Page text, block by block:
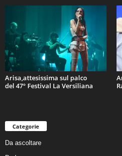
Arisa,attesissima sul palco
del 47° Festival La Versiliana
Categorie
Da ascoltare